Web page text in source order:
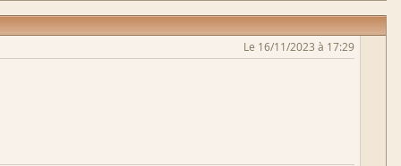
Le 16/11/2023 à 17:29